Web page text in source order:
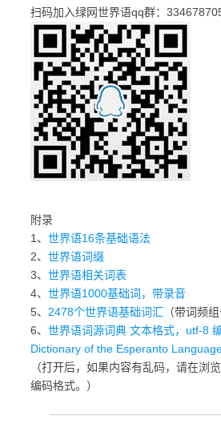
扫码加入绿网世界语qq群：
附录
1、 世界语16条基础语法
2、 世界语词缀
3、 世界语相关词表
4、 世界语1000基础词，带录音
5、 2478个世界语基础词汇 （带词频组
6、 世界语词源词典 文本格式，utf-8
Dictionary of the Esperanto Language
（打开后，如果内容有乱码，请在浏
编码格式。）